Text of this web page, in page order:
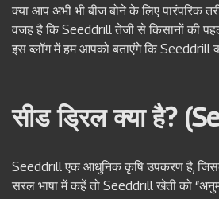
क्या आप अभी भी बीज बोने के लिए पारंपरिक
वजह है कि Seeddrill तेजी से किसानों की
इस ब्लॉग में हम आपको बताएंगे कि
सीड ड्रिल क्या है?
Seeddrill एक आधुनिक कृषि उपकरण है,
सरल भाषा में कहें तो Seeddrill खेती को